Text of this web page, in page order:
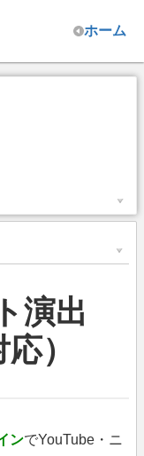
ホーム
演出
）
ンでYouTube・ニ